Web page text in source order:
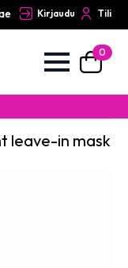
Kirjaudu Tili
0
leave-in mask